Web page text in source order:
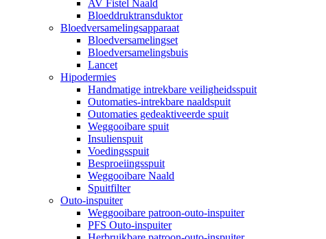
AV Fistel Naald
Bloeddruktransduktor
Bloedversamelingsapparaat
Bloedversamelingset
Bloedversamelingsbuis
Lancet
Hipodermies
Handmatige intrekbare veiligheidsspuit
Outomaties-intrekbare naaldspuit
Outomaties gedeaktiveerde spuit
Weggooibare spuit
Insulienspuit
Voedingsspuit
Besproeiingsspuit
Weggooibare Naald
Spuitfilter
Outo-inspuiter
Weggooibare patroon-outo-inspuiter
PFS Outo-inspuiter